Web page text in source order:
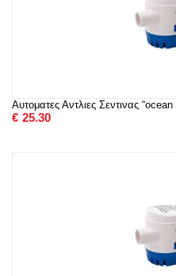
Αυτοματες Αντλιες Σεντινας
€ 25.30